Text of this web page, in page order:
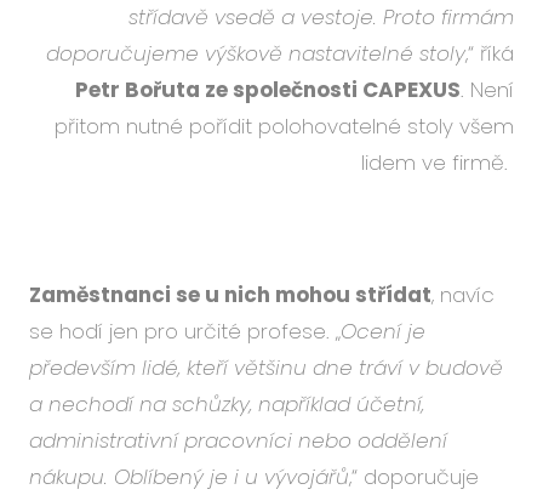
střídavě vsedě a vestoje. Proto firmám
doporučujeme výškově nastavitelné stoly,“ říká
Petr Bořuta ze společnosti CAPEXUS. Není
přitom nutné pořídit polohovatelné stoly všem
lidem ve firmě.
Zaměstnanci se u nich mohou střídat, navíc
se hodí jen pro určité profese. „Ocení je
především lidé, kteří většinu dne tráví v budově
a nechodí na schůzky, například účetní,
administrativní pracovníci nebo oddělení
nákupu. Oblíbený je i u vývojářů,“ doporučuje